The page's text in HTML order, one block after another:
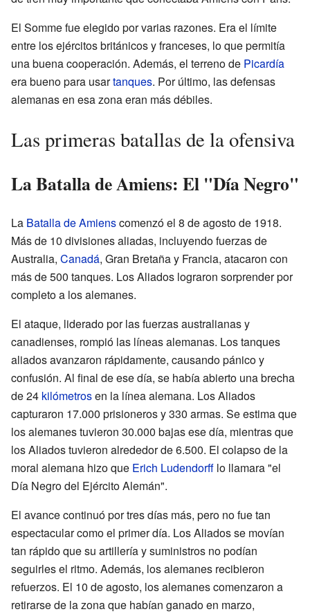
El Somme fue elegido por varias razones. Era el límite
entre los ejércitos británicos y franceses, lo que permitía
una buena cooperación. Además, el terreno de Picardía
era bueno para usartanques. Por último, las defensas
alemanas en esa zona eran más débiles.
Las primeras batallas de la ofensiva
La Batalla de Amiens: El "Día Negro"
La Batalla de Amienscomenzó el 8 de agosto de 1918.
Más de 10 divisiones aliadas, incluyendo fuerzas de
Australia, Canadá, Gran Bretaña y Francia, atacaron con
más de 500 tanques. Los Aliados lograron sorprender por
completo a los alemanes.
El ataque, liderado por las fuerzas australianas y
canadienses, rompió las líneas alemanas. Los tanques
aliados avanzaron rápidamente, causando pánico y
confusión. Al final de ese día, se había abierto una brecha
de 24 kilómetrosen la línea alemana. Los Aliados
capturaron 17.000 prisioneros y 330 armas. Se estima que
los alemanes tuvieron 30.000 bajas ese día, mientras que
los Aliados tuvieron alrededor de 6.500. El colapso de la
moral alemana hizo que Erich Ludendorff lo llamara "el
Día Negro del Ejército Alemán".
El avance continuó por tres días más, pero no fue tan
espectacular como el primer día. Los Aliados se movían
tan rápido que su artillería y suministros no podían
seguirles el ritmo. Además, los alemanes recibieron
refuerzos. El 10 de agosto, los alemanes comenzaron a
retirarse de la zona que habían ganado en marzo,